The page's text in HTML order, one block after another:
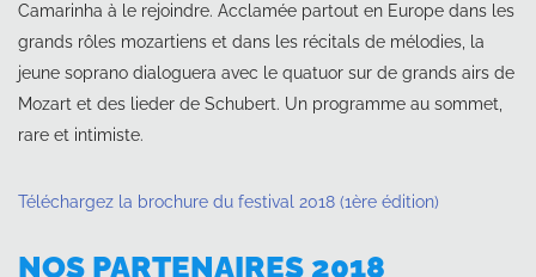
Camarinha à le rejoindre. Acclamée partout en Europe dans les
grands rôles mozartiens et dans les récitals de mélodies, la
jeune soprano dialoguera avec le quatuor sur de grands airs de
Mozart et des lieder de Schubert. Un programme au sommet,
rare et intimiste.
Téléchargez la brochure du festival 2018 (1ère édition)
NOS PARTENAIRES 2018